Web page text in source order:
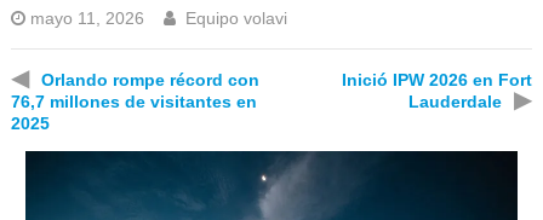
mayo 11, 2026 Equipo volavi
◀
Orlando rompe récord con
76,7 millones de visitantes en
2025
Inició IPW 2026 en Fort
Lauderdale
▶